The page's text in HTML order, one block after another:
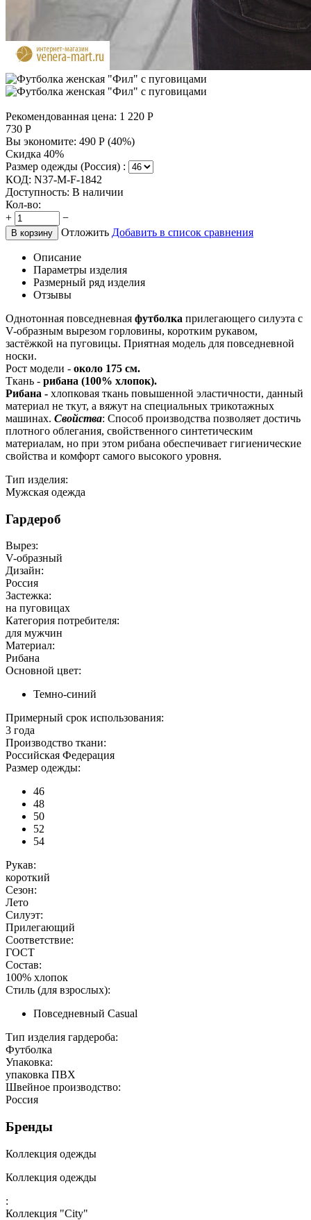
Рекомендованная цена: 1 220 Р
730 Р
Вы экономите: 490 Р (40%)
Скидка 40%
Размер одежды (Россия) :
КОД: N37-M-F-1842
Доступность: В наличии
Кол-во:
+
−
В корзину Отложить Добавить в список сравнения
Описание
Параметры изделия
Размерный ряд изделия
Отзывы
Однотонная повседневная футболка прилегающего силуэта с
V-образным вырезом горловины, коротким рукавом,
застёжкой на пуговицы. Приятная модель для повседневной
носки.
Рост модели - около 175 см.
Ткань - рибана (100% хлопок).
Рибана - хлопковая ткань повышенной эластичности, данный
материал не ткут, а вяжут на специальных трикотажных
машинах. Свойства: Способ производства позволяет достичь
плотного облегания, свойственного синтетическим
материалам, но при этом рибана обеспечивает гигиенические
свойства и комфорт самого высокого уровня.
Тип изделия:
Мужская одежда
Гардероб
Вырез:
V-образный
Дизайн:
Россия
Застежка:
на пуговицах
Категория потребителя:
для мужчин
Материал:
Рибана
Основной цвет:
Темно-синий
Примерный срок использования:
3 года
Производство ткани:
Российская Федерация
Размер одежды:
46
48
50
52
54
Рукав:
короткий
Сезон:
Лето
Силуэт:
Прилегающий
Соответствие:
ГОСТ
Состав:
100% хлопок
Стиль (для взрослых):
Повседневный Casual
Тип изделия гардероба:
Футболка
Упаковка:
упаковка ПВХ
Швейное производство:
Россия
Бренды
Коллекция одежды
Коллекция одежды
:
Коллекция "City"